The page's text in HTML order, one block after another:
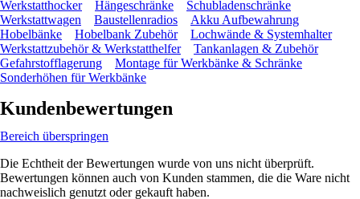
Werkstatthocker
Hängeschränke
Schubladenschränke
Werkstattwagen
Baustellenradios
Akku Aufbewahrung
Hobelbänke
Hobelbank Zubehör
Lochwände & Systemhalter
Werkstattzubehör & Werkstatthelfer
Tankanlagen & Zubehör
Gefahrstofflagerung
Montage für Werkbänke & Schränke
Sonderhöhen für Werkbänke
Kundenbewertungen
Bereich überspringen
Die Echtheit der Bewertungen wurde von uns nicht überprüft.
Bewertungen können auch von Kunden stammen, die die Ware nicht
nachweislich genutzt oder gekauft haben.